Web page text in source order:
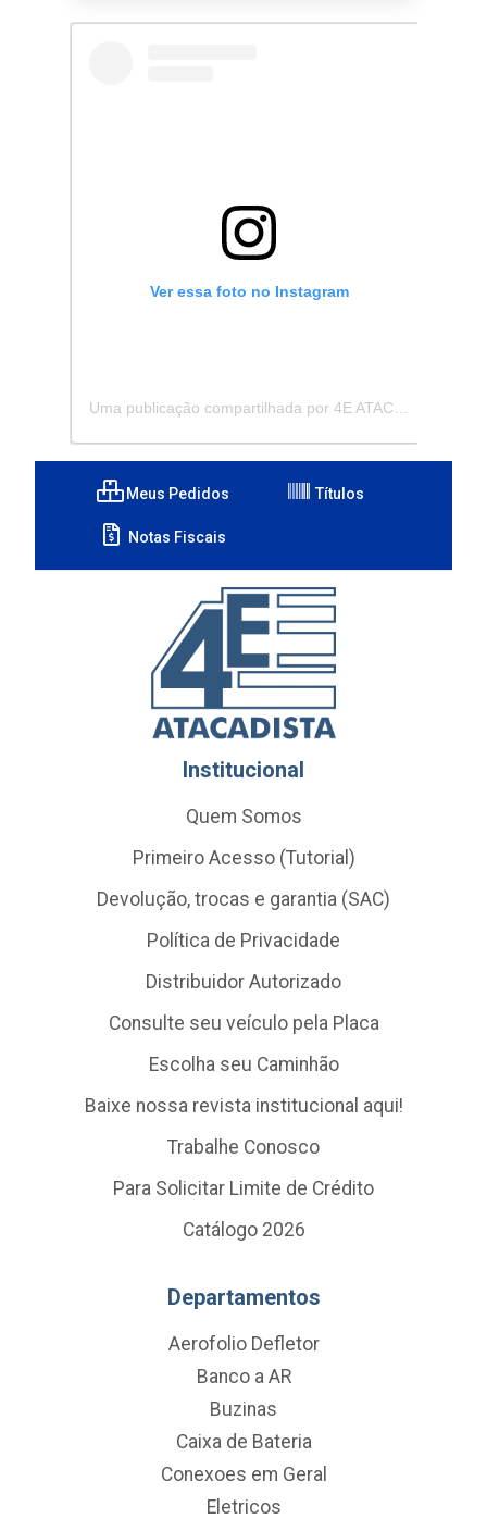
Ver essa foto no Instagram
Meus Pedidos Títulos
Notas Fiscais
Institucional
Quem Somos
Primeiro Acesso (Tutorial)
Devolução, trocas e garantia (SAC)
Política de Privacidade
Distribuidor Autorizado
Consulte seu veículo pela Placa
Escolha seu Caminhão
Baixe nossa revista institucional aqui!
Trabalhe Conosco
Para Solicitar Limite de Crédito
Catálogo 2026
Departamentos
Aerofolio Defletor
Banco a AR
Buzinas
Caixa de Bateria
Conexoes em Geral
Eletricos